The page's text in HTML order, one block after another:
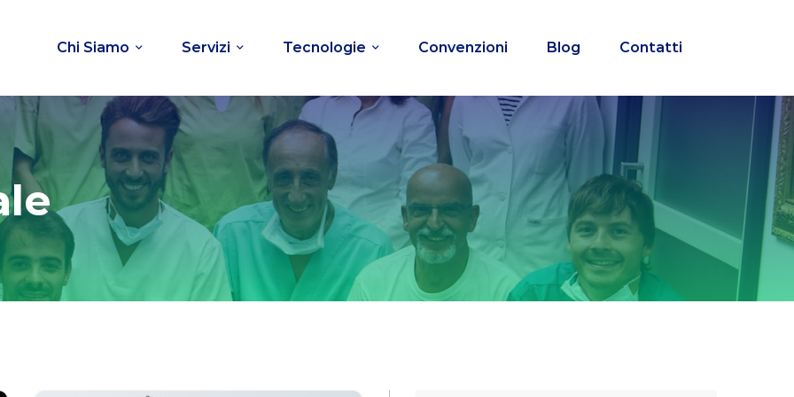
Chi Siamo Servizi Tecnologie Convenzioni Blog Contatti